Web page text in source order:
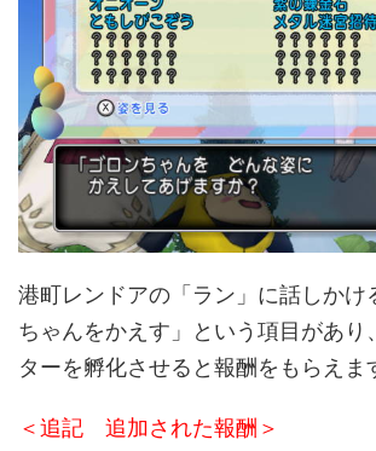
港町レンドアの「ラン」に話しかけ
ちゃんをかえす」という項目があり
ターを孵化させると報酬をもらえま
＜追記 追加された報酬＞